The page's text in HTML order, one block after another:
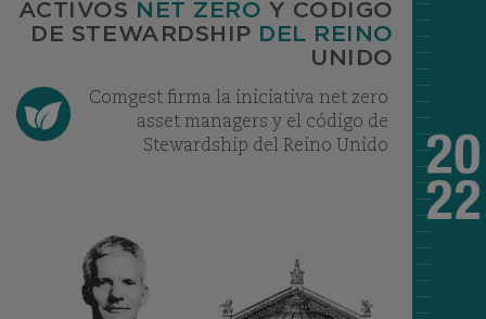
ACTIVOS NET ZERO Y CÓDIGO
DE STEWARDSHIP DEL REINO
UNIDO
Comgest firma la iniciativa net zero
asset managers y el código de
Stewardship del Reino Unido